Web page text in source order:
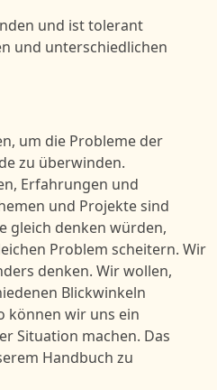
und ist tolerant
und unterschiedlichen
um die Probleme der
zu überwinden.
Erfahrungen und
und Projekte sind
gleich denken würden,
Problem scheitern. Wir
denken. Wir wollen,
Blickwinkeln
können wir uns ein
Situation machen. Das
Handbuch zu